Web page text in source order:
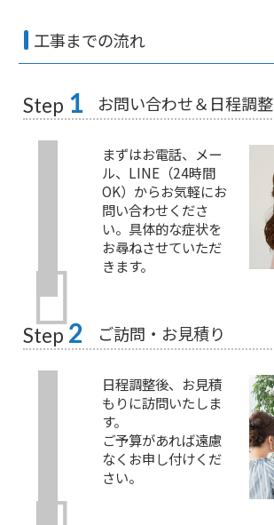
工事までの流れ
Step 1 お問い合わせ＆日程調整
まずはお電話、メー
ル、LINE（24時間
OK）からお気軽にお
問い合わせくださ
い。具体的な症状を
お尋ねさせていただ
きます。
Step 2 ご訪問・お見積り
日程調整後、お見積
もりに訪問いたしま
す。
ご予算があれば遠慮
なくお申し付けくだ
さい。